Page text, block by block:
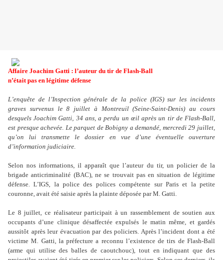
Affaire Joachim Gatti : l’auteur du tir de Flash-Ball
n’était pas en légitime défense
L’enquête de l’Inspection générale de la police (IGS) sur les incidents
graves survenus le 8 juillet à Montreuil (Seine-Saint-Denis) au cours
desquels Joachim Gatti, 34 ans, a perdu un œil après un tir de Flash-Ball,
est presque achevée. Le parquet de Bobigny a demandé, mercredi 29 juillet,
qu’on lui transmette le dossier en vue d’une éventuelle ouverture
d’information judiciaire.
Selon nos informations, il apparaît que l’auteur du tir, un policier de la
brigade anticriminalité (BAC), ne se trouvait pas en situation de légitime
défense. L’IGS, la police des polices compétente sur Paris et la petite
couronne, avait été saisie après la plainte déposée par M. Gatti.
Le 8 juillet, ce réalisateur participait à un rassemblement de soutien aux
occupants d’une clinique désaffectée expulsés le matin même, et gardés
aussitôt après leur évacuation par des policiers. Après l’incident dont a été
victime M. Gatti, la préfecture a reconnu l’existence de tirs de Flash-Ball
(arme qui utilise des balles de caoutchouc), tout en indiquant que des